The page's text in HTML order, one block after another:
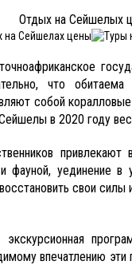
Отдых на Сейшелых
что
собой
в 2020 году
фауной, уединение в
свои
экскурсионная
впечатлению эти